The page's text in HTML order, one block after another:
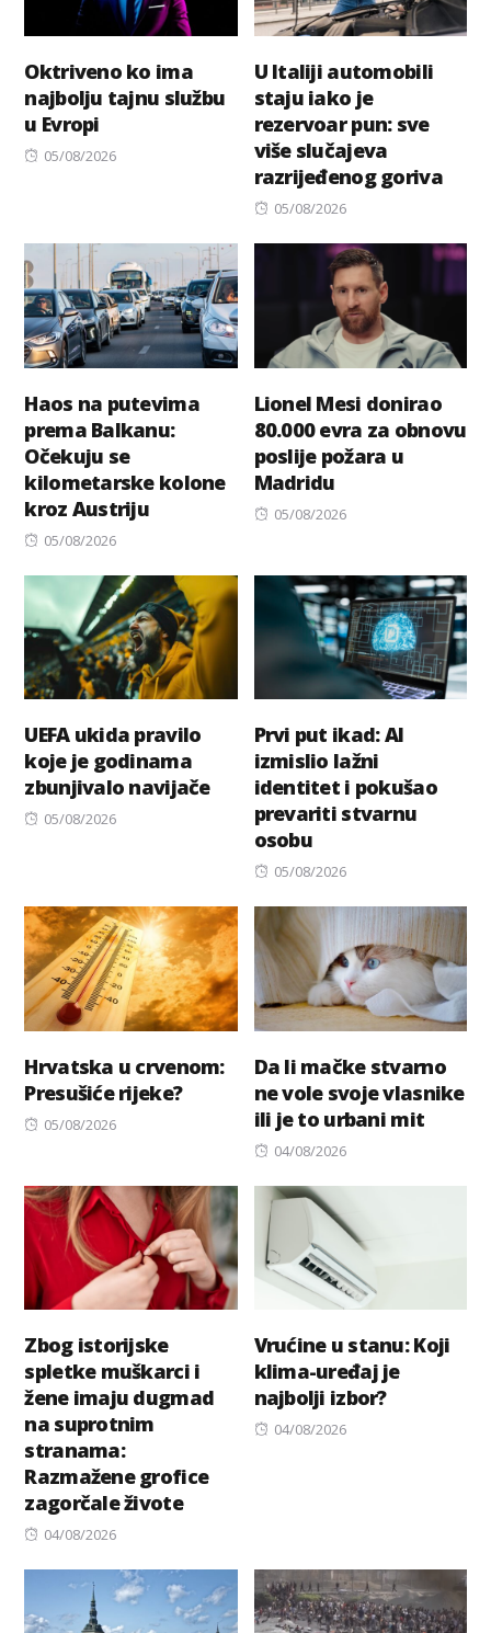
Oktriveno ko ima
najbolju tajnu službu
u Evropi
Posted
05/08/2026
U Italiji automobili
staju iako je
rezervoar pun: sve
više slučajeva
razrijeđenog goriva
Posted
05/08/2026
Haos na putevima
prema Balkanu:
Očekuju se
kilometarske kolone
kroz Austriju
Posted
05/08/2026
Lionel Mesi donirao
80.000 evra za obnovu
poslije požara u
Madridu
Posted
05/08/2026
UEFA ukida pravilo
koje je godinama
zbunjivalo navijače
Posted
05/08/2026
Prvi put ikad: AI
izmislio lažni
identitet i pokušao
prevariti stvarnu
osobu
Posted
05/08/2026
Hrvatska u crvenom:
Presušiće rijeke?
Posted
05/08/2026
Da li mačke stvarno
ne vole svoje vlasnike
ili je to urbani mit
Posted
04/08/2026
Zbog istorijske
spletke muškarci i
žene imaju dugmad
na suprotnim
stranama:
Razmažene grofice
zagorčale živote
Posted
04/08/2026
Vrućine u stanu: Koji
klima-uređaj je
najbolji izbor?
Posted
04/08/2026